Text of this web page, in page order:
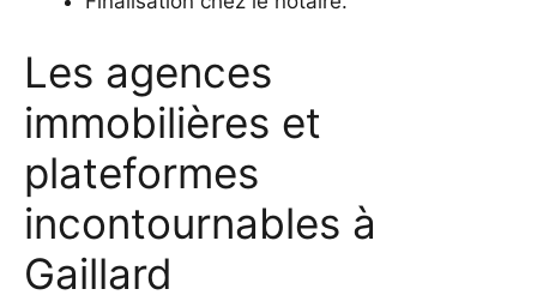
Les agences
immobilières et
plateformes
incontournables à
Gaillard